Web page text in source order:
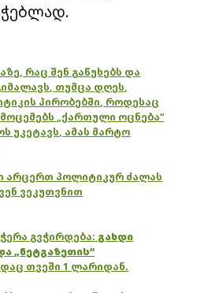
რაც შენ გაწუხებს და
თუმცა დღეს,
პირობებში, როდესაც
„ქართული ოცნება“
უკეტავს, ამას მარტო
არცერთ პოლიტიკურ ძალას
ვეკუთვნით
გვჭირდება: გახდი
„ნეტგაზეთის“
თვეში 1 ლარიდან.